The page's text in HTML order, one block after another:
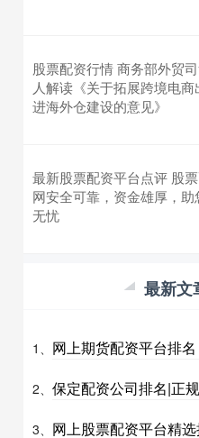
股票配资行情 商务部外贸
人解读《关于拓展跨境电商
进海外仓建设的意见》
最新股票配资平台点评 股
网安全可靠，资金雄厚，助
无忧
最新文
1、 网上期货配资平台排
2、 保定配资公司排名|正
3、 网上股票配资平台精